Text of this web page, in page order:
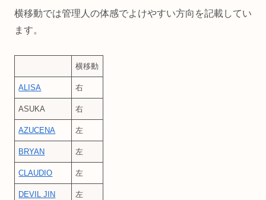
横移動では管理人の体感でよけやすい方向を記載してい
ます。
横移動
ALISA 右
ASUKA 右
AZUCENA 左
BRYAN 左
CLAUDIO 左
DEVIL JIN 左